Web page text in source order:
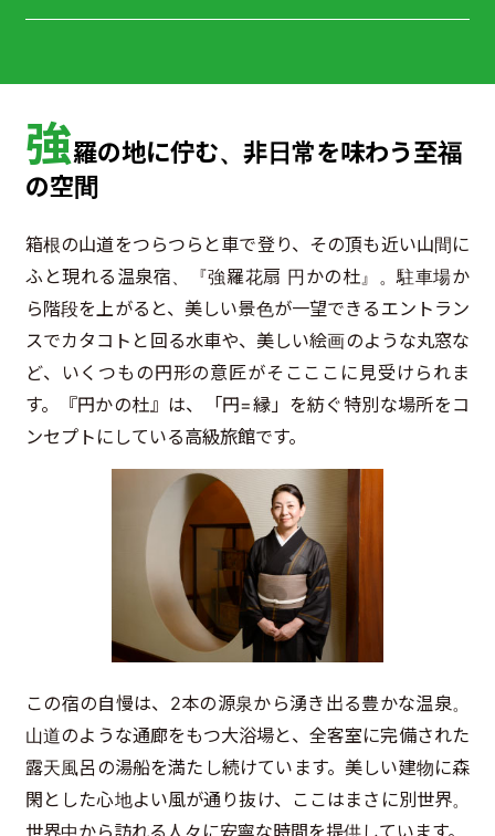
強羅の地に佇む、非日常を味わう至福
の空間
箱根の山道をつらつらと車で登り、その頂も近い山間に
ふと現れる温泉宿、『強羅花扇 円かの杜』。駐車場か
ら階段を上がると、美しい景色が一望できるエントラン
スでカタコトと回る水車や、美しい絵画のような丸窓な
ど、いくつもの円形の意匠がそこここに見受けられま
す。『円かの杜』は、「円=縁」を紡ぐ特別な場所をコ
ンセプトにしている高級旅館です。
この宿の自慢は、2本の源泉から湧き出る豊かな温泉。
山道のような通廊をもつ大浴場と、全客室に完備された
露天風呂の湯船を満たし続けています。美しい建物に森
閑とした心地よい風が通り抜け、ここはまさに別世界。
世界中から訪れる人々に安寧な時間を提供しています。